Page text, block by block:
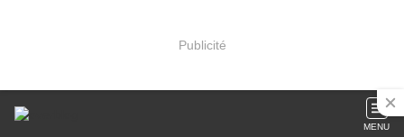
Publicité
MENU